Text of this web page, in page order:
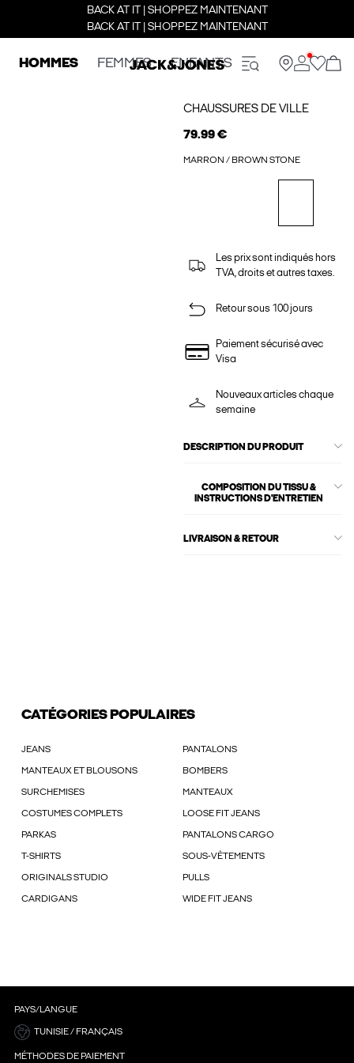
BACK AT IT | SHOPPEZ MAINTENANT
BACK AT IT | SHOPPEZ MAINTENANT
HOMMES FEMMES ENFANTS
CHAUSSURES DE VILLE
79.99 €
MARRON / BROWN STONE
Les prix sont indiqués hors
TVA, droits et autres taxes.
Retour sous 100 jours
Paiement sécurisé avec
Visa
Nouveaux articles chaque
semaine
DESCRIPTION DU PRODUIT
COMPOSITION DU TISSU &
INSTRUCTIONS D'ENTRETIEN
LIVRAISON & RETOUR
CATÉGORIES POPULAIRES
JEANS PANTALONS
MANTEAUX ET BLOUSONS BOMBERS
SURCHEMISES MANTEAUX
COSTUMES COMPLETS LOOSE FIT JEANS
PARKAS PANTALONS CARGO
T-SHIRTS SOUS-VÊTEMENTS
ORIGINALS STUDIO PULLS
CARDIGANS WIDE FIT JEANS
PAYS/LANGUE
TUNISIE / FRANÇAIS
MÉTHODES DE PAIEMENT